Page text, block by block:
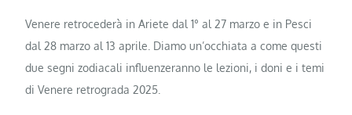
Venere retrocederà in Ariete dal 1° al 27 marzo e in Pesci
dal 28 marzo al 13 aprile. Diamo un’occhiata a come questi
due segni zodiacali influenzeranno le lezioni, i doni e i temi
di Venere retrograda 2025.